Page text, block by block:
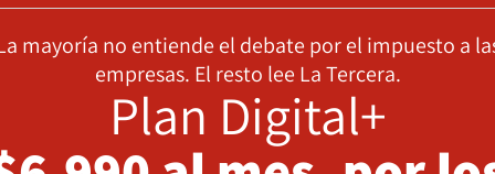
mayoría no entiende el debate por el impuesto a
empresas. El resto lee La Tercera.
Plan Digital+